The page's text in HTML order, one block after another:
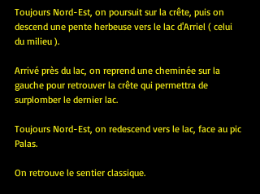
Toujours Nord-Est, on poursuit sur la crête, puis on
descend une pente herbeuse vers le lac d'Arriel ( celui
du milieu ).
Arrivé près du lac, on reprend une cheminée sur la
gauche pour retrouver la crête qui permettra de
surplomber le dernier lac.
Toujours Nord-Est, on redescend vers le lac, face au pic
Palas.
On retrouve le sentier classique.